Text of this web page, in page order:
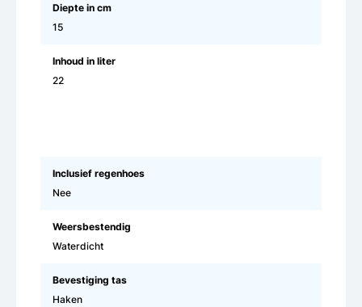
Diepte in cm
15
Inhoud in liter
22
Inclusief regenhoes
Nee
Weersbestendig
Waterdicht
Bevestiging tas
Haken